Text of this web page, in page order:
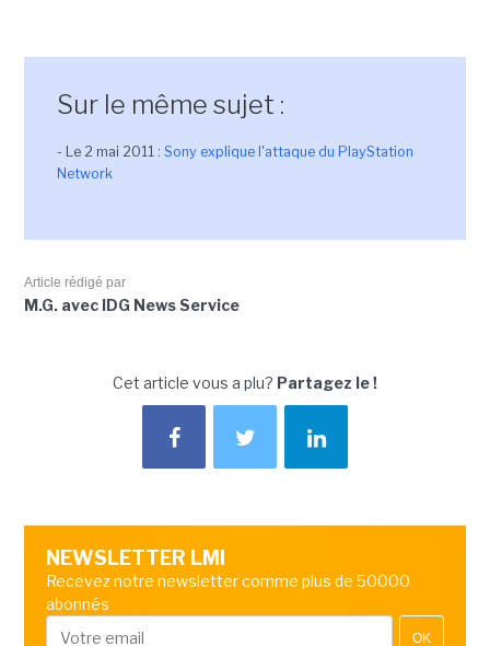
Sur le même sujet :
- Le 2 mai 2011 : Sony explique l'attaque du PlayStation
Network
Article rédigé par
M.G. avec IDG News Service
Cet article vous a plu? Partagez le !
NEWSLETTER LMI
Recevez notre newsletter comme plus de 50000
abonnés
OK